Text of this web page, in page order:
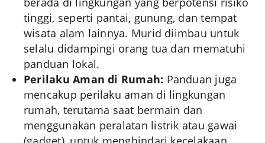
tinggi, seperti pantai, gunung, dan tempat
wisata alam lainnya. Murid diimbau untuk
selalu didampingi orang tua dan mematuhi
panduan lokal.
Perilaku Aman di Rumah: Panduan juga
mencakup perilaku aman di lingkungan
rumah, terutama saat bermain dan
menggunakan peralatan listrik atau gawai